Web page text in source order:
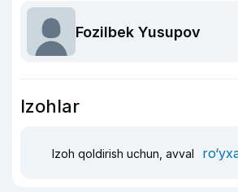
Fozilbek Yusupov
Izohlar
Izoh qoldirish uchun, avval